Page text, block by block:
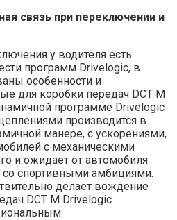
связь при переключении и
у водителя есть
программ Drivelogic, в
особенности и
для коробки передач DCT М
программе Drivelogic
производится в
манере, с ускорениями,
с механическими
и ожидает от автомобиля
спортивными амбициями.
делает вождение
DCT М Drivelogic